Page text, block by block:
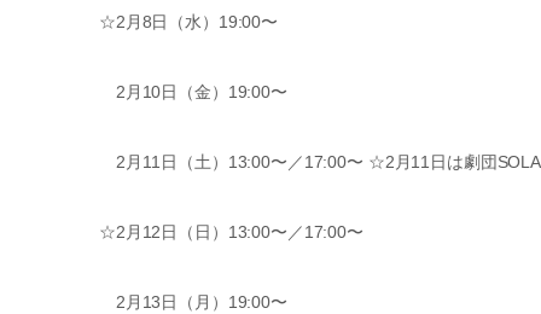
☆2月8日（水）19:00〜
2月10日（金）19:00〜
2月11日（土）13:00〜／17:00〜 ☆2月11日は劇団SOLA
☆2月12日（日）13:00〜／17:00〜
2月13日（月）19:00〜